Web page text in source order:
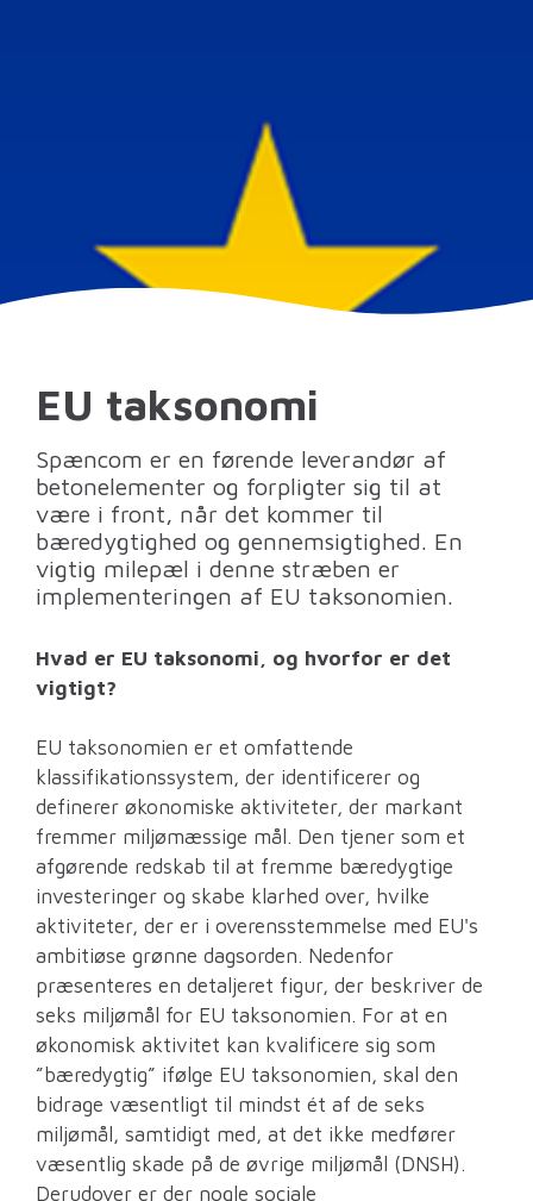
EU taksonomi
Spæncom er en førende leverandør af
betonelementer og forpligter sig til at
være i front, når det kommer til
bæredygtighed og gennemsigtighed. En
vigtig milepæl i denne stræben er
implementeringen af EU taksonomien.
Hvad er EU taksonomi, og hvorfor er det
vigtigt?
EU taksonomien er et omfattende
klassifikationssystem, der identificerer og
definerer økonomiske aktiviteter, der markant
fremmer miljømæssige mål. Den tjener som et
afgørende redskab til at fremme bæredygtige
investeringer og skabe klarhed over, hvilke
aktiviteter, der er i overensstemmelse med EU's
ambitiøse grønne dagsorden. Nedenfor
præsenteres en detaljeret figur, der beskriver de
seks miljømål for EU taksonomien. For at en
økonomisk aktivitet kan kvalificere sig som
”bæredygtig” ifølge EU taksonomien, skal den
bidrage væsentligt til mindst ét af de seks
miljømål, samtidigt med, at det ikke medfører
væsentlig skade på de øvrige miljømål (DNSH).
Derudover er der nogle sociale